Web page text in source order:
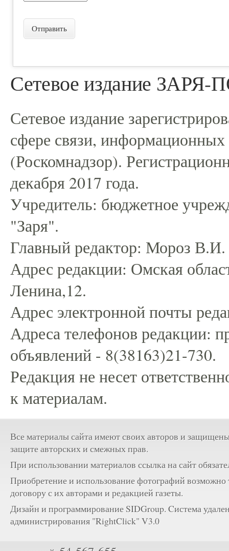
Отправить
Сетевое издание
Сетевое издание
сфере связи,
(Роскомнадзор).
декабря 2017 года.
Учредитель: бюджетное
"Заря".
Главный редактор: Мороз В.И.
Адрес редакции: Омская
Ленина,12.
Адрес электронной почты
Адреса телефонов редакции:
объявлений - 8(38163)21-730.
Редакция не несет
к материалам.
Все материалы сайта имеют своих авторов и
защите авторских и смежных прав.
При использовании материалов ссылка на сайт
Приобретение и использование фотографий возможно
договору с их авторами и редакцией газеты.
Дизайн и программирование SIDGroup. Cистема
администрирования "RightClick" V3.0